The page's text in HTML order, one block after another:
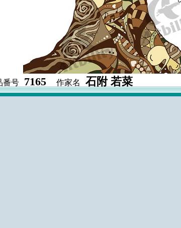
番号 7165 作家名 石附 若菜